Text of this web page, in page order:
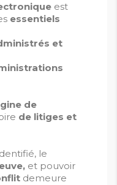
est
essentiels
et
de
de litiges et
le
et pouvoir
demeure